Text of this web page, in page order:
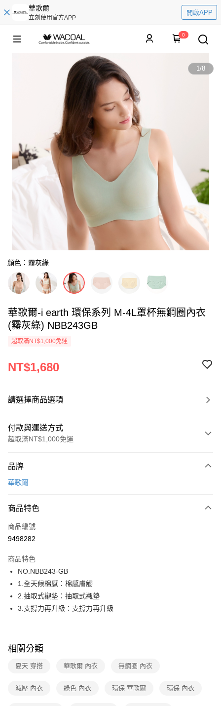
華歌爾
立刻使用官方APP
開啟APP
0
1/8
顏色：霧灰綠
華歌爾-i earth 環保系列 M-4L罩杯無鋼圈內衣
(霧灰綠) NBB243GB
超取滿NT$1,000免運
NT$1,680
請選擇商品選項
付款與運送方式
超取滿NT$1,000免運
信用卡一次付款
LINE Pay
街口支付
運送方式
全家取貨付款
每筆NT$80，滿NT$1,000(含以上)免運費
7-11取貨付款
每筆NT$80，滿NT$1,000(含以上)免運費
每筆NT$80，滿NT$1,000(含以上)免運費
品牌
華歌爾
商品特色
商品編號
9498282
商品特色
NO.NBB243-GB
1.全天候棉感：棉感膚觸
2.抽取式襯墊：抽取式襯墊
3.支撐力再升級：支撐力再升級
相關分類
夏天 穿搭 華歌爾 內衣 無鋼圈 內衣
減壓 內衣 綠色 內衣 環保 華歌爾 環保 內衣